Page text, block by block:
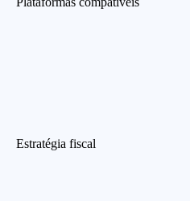
Estratégia fiscal